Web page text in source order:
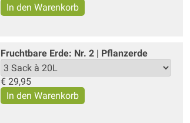
Fruchtbare Erde: Nr. 2 | Pflanzerde
€ 29,95